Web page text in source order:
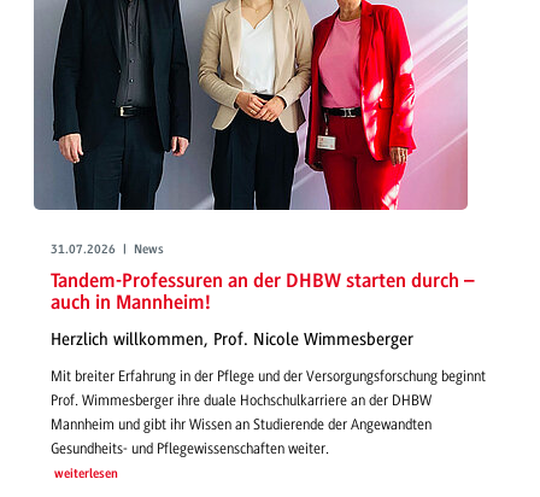
31.07.2026 | News
Tandem-Professuren an der DHBW starten durch –
auch in Mannheim!
Herzlich willkommen, Prof. Nicole Wimmesberger
Mit breiter Erfahrung in der Pflege und der Versorgungsforschung beginnt
Prof. Wimmesberger ihre duale Hochschulkarriere an der DHBW
Mannheim und gibt ihr Wissen an Studierende der Angewandten
Gesundheits- und Pflegewissenschaften weiter.
weiterlesen